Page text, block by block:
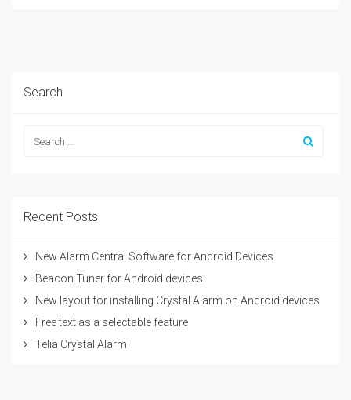
Search
Recent Posts
New Alarm Central Software for Android Devices
Beacon Tuner for Android devices
New layout for installing Crystal Alarm on Android devices
Free text as a selectable feature
Telia Crystal Alarm